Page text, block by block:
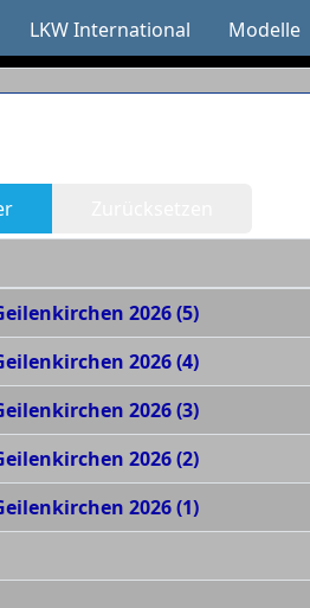
LKW International Modelle
2026 (5)
2026 (4)
2026 (3)
2026 (2)
2026 (1)